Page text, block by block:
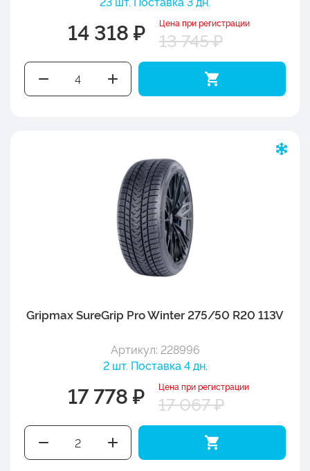
14 318 ₽ Цена при регистрации
13 745 ₽
Gripmax SureGrip Pro Winter 275/50 R20 113V
Артикул: 228996
2 шт. Поставка 4 дн.
17 778 ₽ Цена при регистрации
17 067 ₽